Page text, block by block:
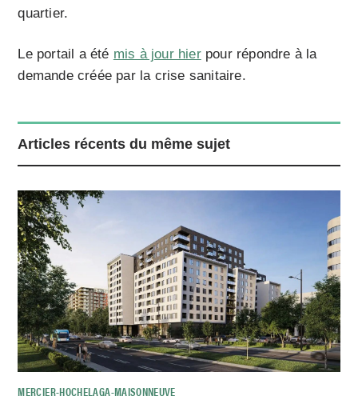
quartier.
Le portail a été mis à jour hierpour répondre à la
demande créée par la crise sanitaire.
Articles récents du même sujet
MERCIER-HOCHELAGA-MAISONNEUVE